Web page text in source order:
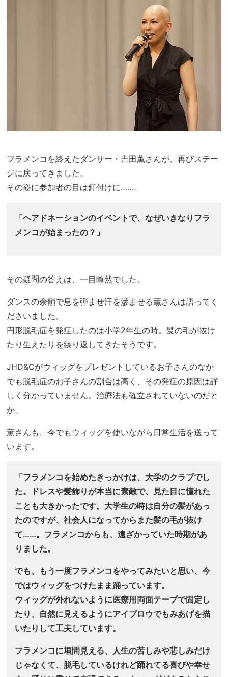
フラメンコを終えたダンサー・吉田薫さんが、再びステー
ジに戻ってきました。
その姿に参加者の目は釘付けに……。
「ヘアドネーションのイベントで、なぜいきなりフラ
メンコが始まったの？」
その疑問の答えは、一目瞭然でした。
ダンスの余韻で息を弾ませ汗を滲ませる薫さんは語ってく
ださいました。
円形脱毛症を発症したのは小学2年生の時。髪の毛が抜け
たり生えたりを繰り返してきたそうです。
JHD&Cがウィッグをプレゼントしているお子さんのなか
でも脱毛症のお子さんの割合は高く、その発症の原因は詳
しく分かっていません。治療法も確立されていないのだと
か。
薫さんも、今でもウィッグを使いながら日常生活を送って
います。
「フラメンコを始めたきっかけは、大学のクラブでし
た。ドレスや髪飾りが本当に素敵で、見た目に憧れた
ことも大きかったです。大学生の時は自分の髪があっ
たのですが、社会人になってからまた髪の毛が抜け
て……。フラメンコからも、遠ざかっていた時期があ
りました。
でも、もう一度フラメンコをやってみたいと思い、今
ではウィッグをつけたまま踊っています。
ウィッグが外れないように医療用両面テープで固定し
たり、自然に見えるようにアイブロウでもみあげを描
いたりして工夫しています。
フラメンコに垣間見える、人生の苦しみや悲しみだけ
じゃなくて、脱毛しているけれど踊れてる喜びや幸せ